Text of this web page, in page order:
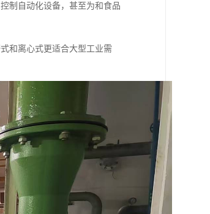
制自动化设备，甚至为和食品
和离心式更适合大型工业需